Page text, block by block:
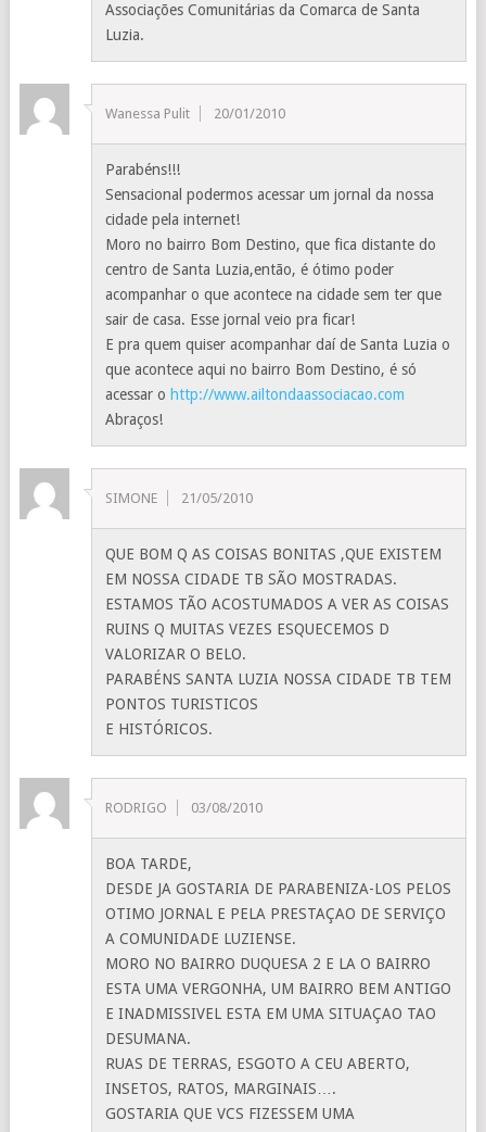
Associações Comunitárias da Comarca de Santa
Luzia.
Wanessa Pulit 20/01/2010
Parabéns!!!
Sensacional podermos acessar um jornal da nossa
cidade pela internet!
Moro no bairro Bom Destino, que fica distante do
centro de Santa Luzia,então, é ótimo poder
acompanhar o que acontece na cidade sem ter que
sair de casa. Esse jornal veio pra ficar!
E pra quem quiser acompanhar daí de Santa Luzia o
que acontece aqui no bairro Bom Destino, é só
acessar o http://www.ailtondaassociacao.com
Abraços!
SIMONE 21/05/2010
QUE BOM Q AS COISAS BONITAS ,QUE EXISTEM
EM NOSSA CIDADE TB SÃO MOSTRADAS.
ESTAMOS TÃO ACOSTUMADOS A VER AS COISAS
RUINS Q MUITAS VEZES ESQUECEMOS D
VALORIZAR O BELO.
PARABÉNS SANTA LUZIA NOSSA CIDADE TB TEM
PONTOS TURISTICOS
E HISTÓRICOS.
RODRIGO 03/08/2010
BOA TARDE,
DESDE JA GOSTARIA DE PARABENIZA-LOS PELOS
OTIMO JORNAL E PELA PRESTAÇAO DE SERVIÇO
A COMUNIDADE LUZIENSE.
MORO NO BAIRRO DUQUESA 2 E LA O BAIRRO
ESTA UMA VERGONHA, UM BAIRRO BEM ANTIGO
E INADMISSIVEL ESTA EM UMA SITUAÇAO TAO
DESUMANA.
RUAS DE TERRAS, ESGOTO A CEU ABERTO,
INSETOS, RATOS, MARGINAIS….
GOSTARIA QUE VCS FIZESSEM UMA